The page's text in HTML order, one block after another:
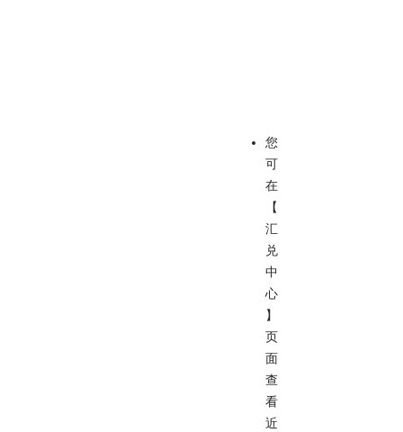
您
可
在
【
汇
兑
中
心
】
页
面
查
看
近